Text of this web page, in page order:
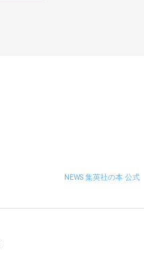
NEWS 集英社の本 公式